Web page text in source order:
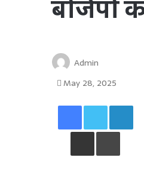
बीजेपी
Admin
May 28, 2025
Facebook Twitter LinkedIn
Share via Email Print